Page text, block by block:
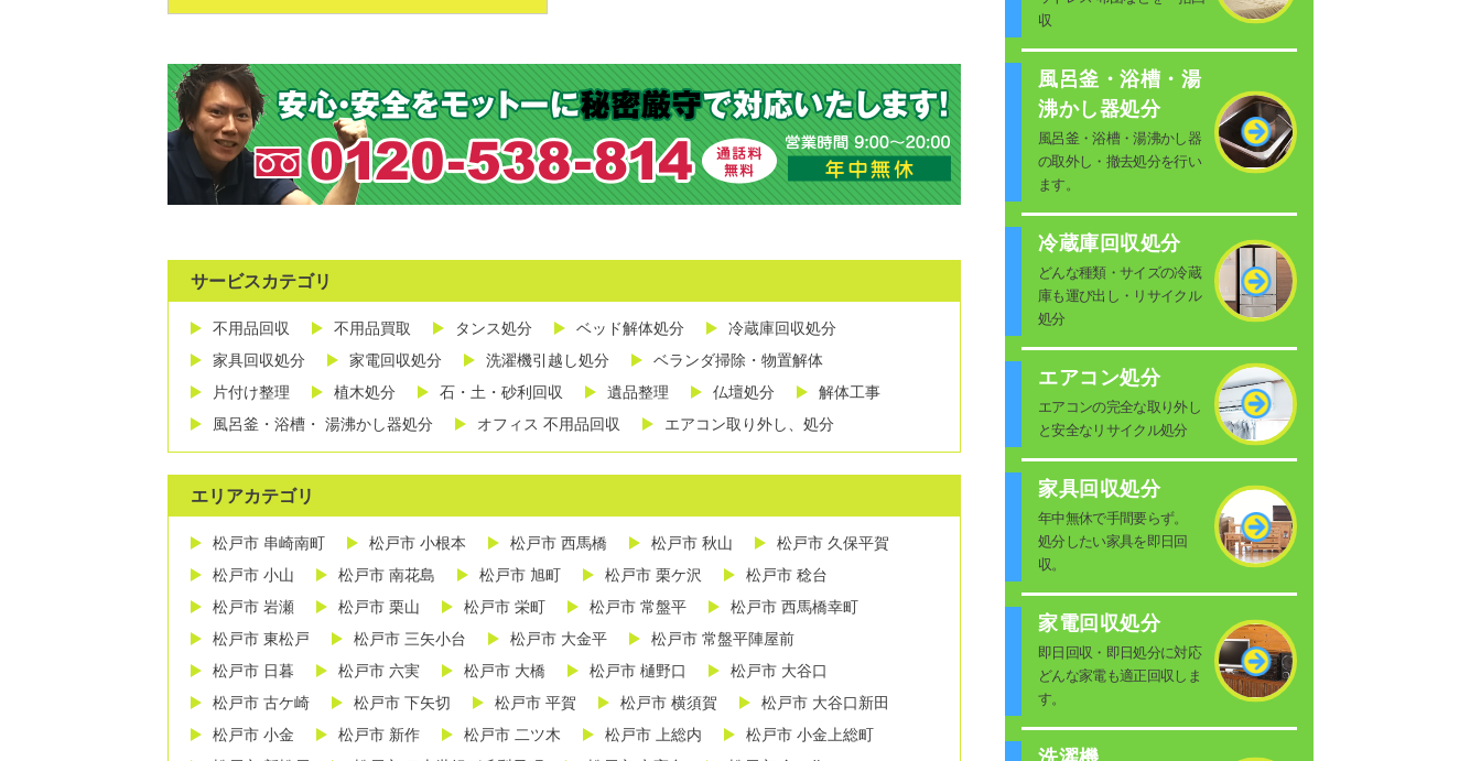
サービスカテゴリ
不用品回収 不用品買取 タンス処分 ベッド解体処分
冷蔵庫回収処分
家具回収処分
家電回収処分 洗濯機引越し処分
ベランダ掃除・物置解体
片付け整理
植木処分 石・土・砂利回収 遺品整理 仏壇処分
解体工事
風呂釜・浴槽・ 湯沸かし器処分
オフィス 不用品回収 エアコン取り外し、処分
エリアカテゴリ
松戸市 串崎南町 松戸市 小根本 松戸市 西馬橋 松戸市 秋山
松戸市 久保平賀
松戸市 小山
松戸市 南花島 松戸市 旭町 松戸市 栗ケ沢
松戸市 稔台
松戸市 岩瀬
松戸市 栗山 松戸市 栄町 松戸市 常盤平
松戸市 西馬橋幸町
松戸市 東松戸
松戸市 三矢小台 松戸市 大金平
松戸市 常盤平陣屋前
松戸市 日暮
松戸市 六実 松戸市 大橋 松戸市 樋野口
松戸市 大谷口
松戸市 古ケ崎
松戸市 下矢切 松戸市 平賀 松戸市 横須賀
松戸市 大谷口新田
松戸市 小金
松戸市 新作 松戸市 二ツ木 松戸市 上総内
松戸市 小金上総町
収
風呂釜・浴槽・湯
沸かし器処分
風呂釜・浴槽・湯沸かし器
の取外し・撤去処分を行い
ます。
冷蔵庫回収処分
どんな種類・サイズの冷蔵
庫も運び出し・リサイクル
処分
エアコン処分
エアコンの完全な取り外し
と安全なリサイクル処分
家具回収処分
年中無休で手間要らず。
処分したい家具を即日回
収。
家電回収処分
即日回収・即日処分に対応
どんな家電も適正回収しま
す。